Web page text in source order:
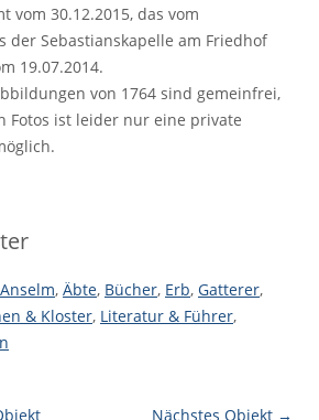
vom 30.12.2015, das vom
der Sebastianskapelle am Friedhof
19.07.2014.
von 1764 sind gemeinfrei,
Fotos ist leider nur eine private
, Äbte, Bücher, Erb, Gatterer,
& Kloster, Literatur & Führer,
Nächstes Objekt →